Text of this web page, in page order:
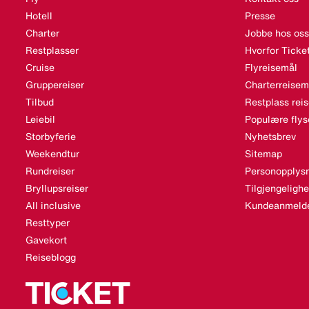
Hotell
Charter
Restplasser
Cruise
Gruppereiser
Tilbud
Leiebil
Storbyferie
Weekendtur
Rundreiser
Bryllupsreiser
All inclusive
Resttyper
Gavekort
Reiseblogg
Presse
Jobbe hos oss
Hvorfor
Flyreisemål
Restplass
Populære
Nyhetsbrev
Sitemap